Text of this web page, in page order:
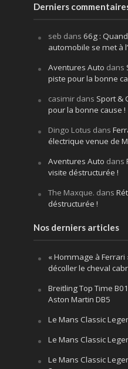
Derniers
seb dans 66g :
automobile se met à
Aventures Auto dans
piste pour la bonne
casimirdans Sport &
pour la bonne cause !
Dingo Lotus dans
électrique venue de
Aventures Auto dans
visite déstructurée !
The Maxque. dans
déstructurée !
Nos derniers articles
« Hommage à Ferrari
décoller le cheval
Breitling Top Time
Aston Martin DB5
Le Mans Classic
Le Mans Classic
Le Mans Classic